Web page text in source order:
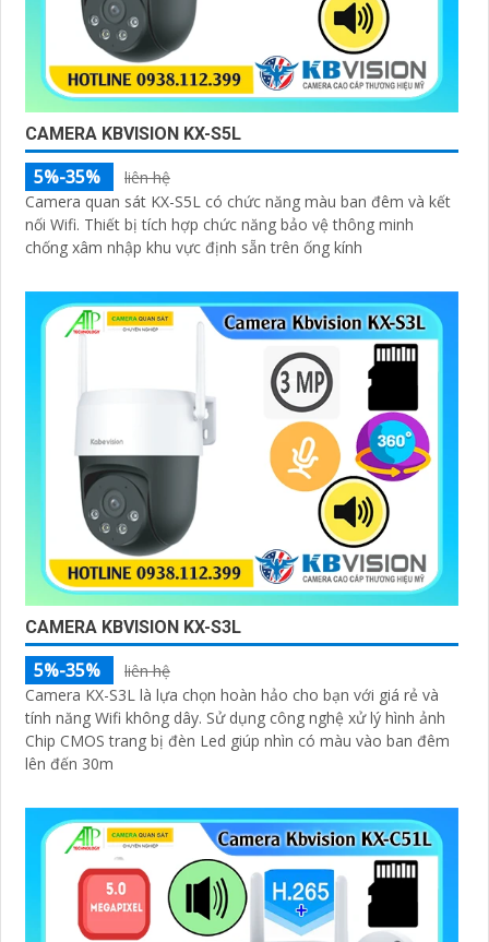
CAMERA KBVISION KX-S5L
5%-35%
liên hệ
Camera quan sát KX-S5L có chức năng màu ban đêm và kết
nối Wifi. Thiết bị tích hợp chức năng bảo vệ thông minh
chống xâm nhập khu vực định sẵn trên ống kính
CAMERA KBVISION KX-S3L
5%-35%
liên hệ
Camera KX-S3L là lựa chọn hoàn hảo cho bạn với giá rẻ và
tính năng Wifi không dây. Sử dụng công nghệ xử lý hình ảnh
Chip CMOS trang bị đèn Led giúp nhìn có màu vào ban đêm
lên đến 30m